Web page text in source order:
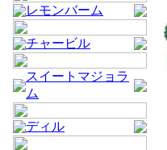
レモンバーム
チャービル
スイートマジョラ
ム
ディル